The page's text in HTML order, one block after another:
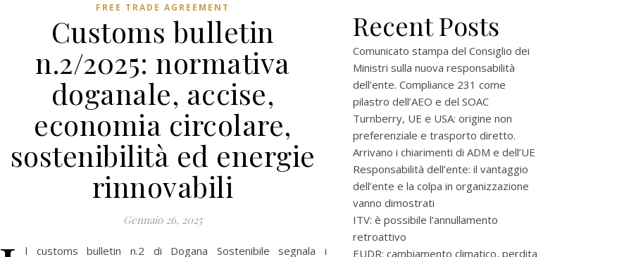
FREE TRADE AGREEMENT
Customs bulletin
n.2/2025: normativa
doganale, accise,
economia circolare,
sostenibilità ed energie
rinnovabili
Gennaio 26, 2025
l customs bulletin n.2 di Dogana Sostenibile segnala i
Recent Posts
Comunicato stampa del Consiglio dei
Ministri sulla nuova responsabilità
dell’ente. Compliance 231 come
pilastro dell’AEO e del SOAC
Turnberry, UE e USA: origine non
preferenziale e trasporto diretto.
Arrivano i chiarimenti di ADM e dell’UE
Responsabilità dell’ente: il vantaggio
dell’ente e la colpa in organizzazione
vanno dimostrati
ITV: è possibile l’annullamento
retroattivo
EUDR: cambiamento climatico, perdita